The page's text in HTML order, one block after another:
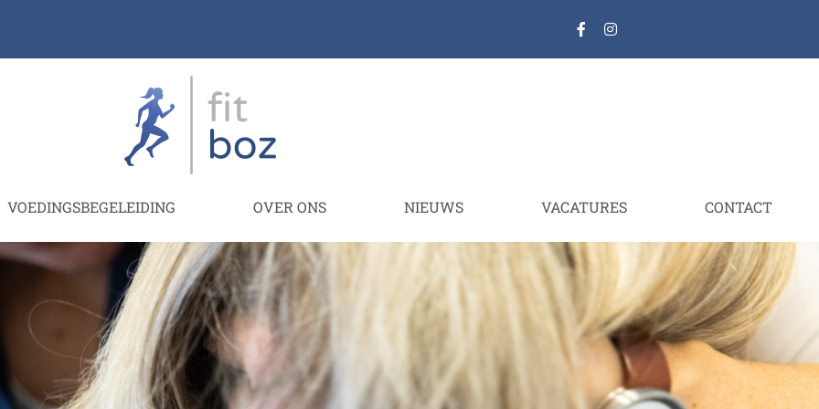
VOEDINGSBEGELEIDING OVER ONS NIEUWS VACATURES CONTACT